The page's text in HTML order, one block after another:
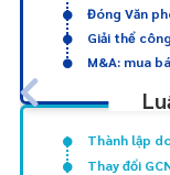
Đóng Văn
Giải thể
M&A: mua
Thành lập
Thay đổi